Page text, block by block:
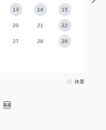
13 14 15
20 21 22
27 28 29
休業